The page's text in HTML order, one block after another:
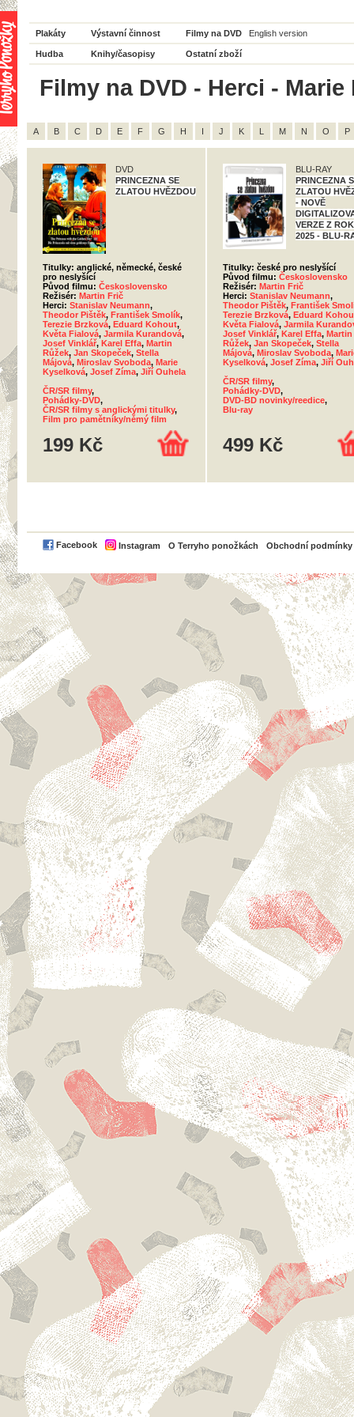
Plakáty Výstavní činnost Filmy na DVD English version
Hudba Knihy/časopisy Ostatní zboží
Filmy na DVD - Herci -
A B C D E F G H I J K L M N O P
DVD
PRINCEZNA SE
ZLATOU HVĚZDOU
Titulky: anglické, německé, české
pro neslyšící
Původ filmu: Československo
Režisér: Martin Frič
Herci: Stanislav Neumann,
Theodor Pištěk, František Smolík,
Terezie Brzková, Eduard Kohout,
Květa Fialová, Jarmila Kurandová,
Josef Vinklář, Karel Effa, Martin
Růžek, Jan Skopeček, Stella
Májová, Miroslav Svoboda, Marie
Kyselková, Josef Zíma, Jiří Ouhela
ČR/SR filmy,
Pohádky-DVD,
ČR/SR filmy s anglickými titulky,
Film pro pamětníky/němý film
199 Kč
BLU-RAY
PRINCEZNA
ZLATOU
- NOVĚ
VERZE Z
2025 - BLU-
Titulky: české pro neslyšící
Původ filmu: Československo
Režisér: Martin Frič
Herci: Stanislav Neumann,
Theodor Pištěk, František
Terezie Brzková, Eduard
Květa Fialová, Jarmila
Josef Vinklář, Karel Effa, Martin
Růžek, Jan Skopeček, Stella
Májová, Miroslav Svoboda,
Kyselková, Josef Zíma, Jiří
ČR/SR filmy,
Pohádky-DVD,
DVD-BD novinky/reedice,
Blu-ray
499 Kč
Facebook Instagram O Terryho ponožkách Obchodní podmínky
PayPal